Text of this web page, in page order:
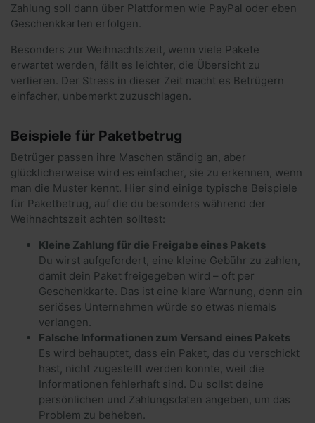
Zahlung soll dann über Plattformen wie PayPal oder eben
Geschenkkarten erfolgen.
Besonders zur Weihnachtszeit, wenn viele Pakete
erwartet werden, fällt es leichter, die Übersicht zu
verlieren. Der Stress in dieser Zeit macht es Betrügern
einfacher, unbemerkt zuzuschlagen.
Beispiele für Paketbetrug
Betrüger passen ihre Maschen ständig an, aber
glücklicherweise wird es einfacher, sie zu erkennen, wenn
man die Muster kennt. Hier sind einige typische Beispiele
für Paketbetrug, auf die du besonders während der
Weihnachtszeit achten solltest:
Kleine Zahlung für die Freigabe eines Pakets
Du wirst aufgefordert, eine kleine Gebühr zu zahlen,
damit dein Paket freigegeben wird – oft per
Geschenkkarte. Das ist eine klare Warnung, denn ein
seriöses Unternehmen würde so etwas niemals
verlangen.
Falsche Informationen zum Versand eines Pakets
Es wird behauptet, dass ein Paket, das du verschickt
hast, nicht zugestellt werden konnte, weil die
Informationen fehlerhaft sind. Du sollst deine
persönlichen und Zahlungsdaten angeben, um das
Problem zu beheben.